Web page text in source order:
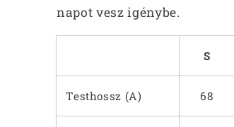
napot vesz igénybe.
S
Testhossz (A) 68